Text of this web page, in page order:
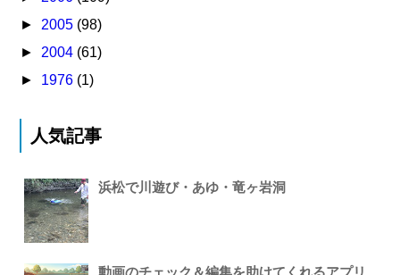
► 2005 (98)
► 2004 (61)
► 1976 (1)
人気記事
浜松で川遊び・あゆ・竜ヶ岩洞
動画のチェック＆編集を助けてくれるアプリ